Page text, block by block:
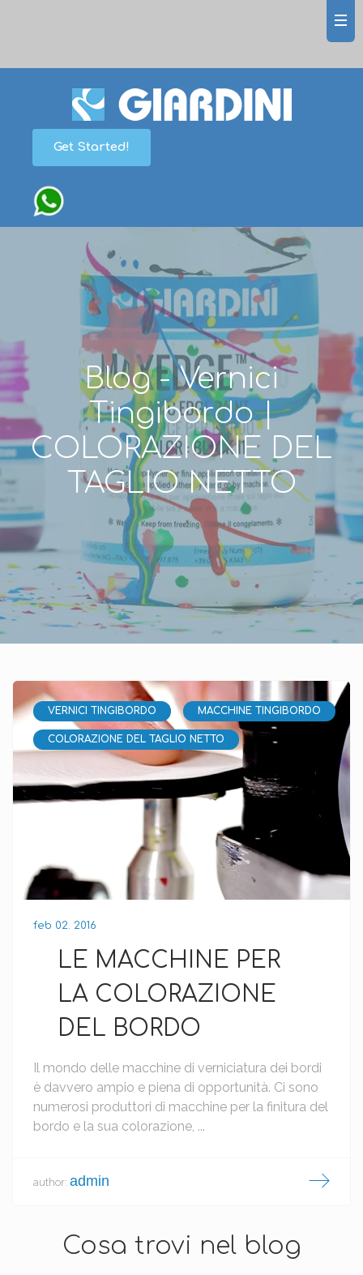
Get Started!
Blog - Vernici
Tingibordo |
COLORAZIONE DEL
TAGLIO NETTO
VERNICI TINGIBORDO MACCHINE TINGIBORDO
COLORAZIONE DEL TAGLIO NETTO
feb 02. 2016
LE MACCHINE PER
LA COLORAZIONE
DEL BORDO
Il mondo delle macchine di verniciatura dei bordi
è davvero ampio e piena di opportunità. Ci sono
numerosi produttori di macchine per la finitura del
bordo e la sua colorazione, ...
author: admin
Cosa trovi nel blog